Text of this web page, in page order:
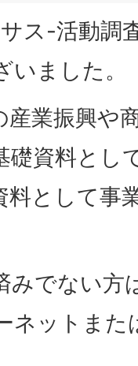
サス-活動調
ました。
産業振興や
礎資料とし
料として事
みでない方
ネットまた